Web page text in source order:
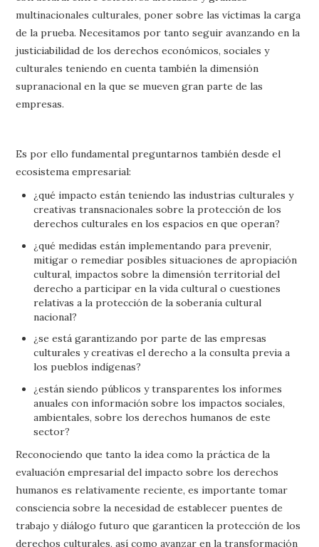
multinacionales culturales, poner sobre las víctimas la carga
de la prueba. Necesitamos por tanto seguir avanzando en la
justiciabilidad de los derechos económicos, sociales y
culturales teniendo en cuenta también la dimensión
supranacional en la que se mueven gran parte de las
empresas.
Es por ello fundamental preguntarnos también desde el
ecosistema empresarial:
¿qué impacto están teniendo las industrias culturales y
creativas transnacionales sobre la protección de los
derechos culturales en los espacios en que operan?
¿qué medidas están implementando para prevenir,
mitigar o remediar posibles situaciones de apropiación
cultural, impactos sobre la dimensión territorial del
derecho a participar en la vida cultural o cuestiones
relativas a la protección de la soberanía cultural
nacional?
¿se está garantizando por parte de las empresas
culturales y creativas el derecho a la consulta previa a
los pueblos indígenas?
¿están siendo públicos y transparentes los informes
anuales con información sobre los impactos sociales,
ambientales, sobre los derechos humanos de este
sector?
Reconociendo que tanto la idea como la práctica de la
evaluación empresarial del impacto sobre los derechos
humanos es relativamente reciente, es importante tomar
consciencia sobre la necesidad de establecer puentes de
trabajo y diálogo futuro que garanticen la protección de los
derechos culturales, así como avanzar en la transformación